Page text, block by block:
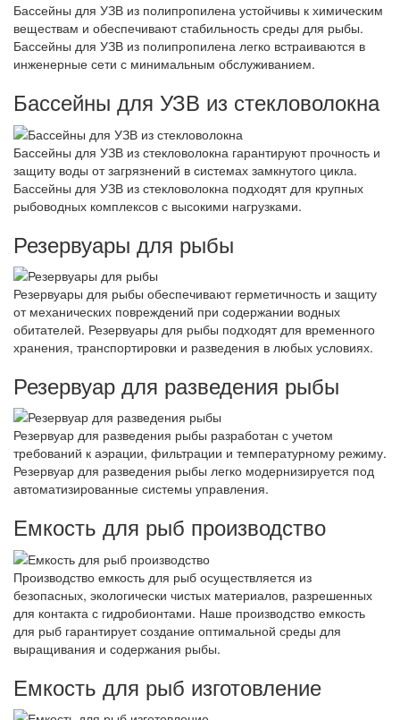
Бассейны для УЗВ из полипропилена устойчивы к химическим
веществам и обеспечивают стабильность среды для рыбы.
Бассейны для УЗВ из полипропилена легко встраиваются в
инженерные сети с минимальным обслуживанием.
Бассейны для УЗВ из стекловолокна
Бассейны для УЗВ из стекловолокна гарантируют прочность и
защиту воды от загрязнений в системах замкнутого цикла.
Бассейны для УЗВ из стекловолокна подходят для крупных
рыбоводных комплексов с высокими нагрузками.
Резервуары для рыбы
Резервуары для рыбы обеспечивают герметичность и защиту
от механических повреждений при содержании водных
обитателей. Резервуары для рыбы подходят для временного
хранения, транспортировки и разведения в любых условиях.
Резервуар для разведения рыбы
Резервуар для разведения рыбы разработан с учетом
требований к аэрации, фильтрации и температурному режиму.
Резервуар для разведения рыбы легко модернизируется под
автоматизированные системы управления.
Емкость для рыб производство
Производство емкость для рыб осуществляется из
безопасных, экологически чистых материалов, разрешенных
для контакта с гидробионтами. Наше производство емкость
для рыб гарантирует создание оптимальной среды для
выращивания и содержания рыбы.
Емкость для рыб изготовление